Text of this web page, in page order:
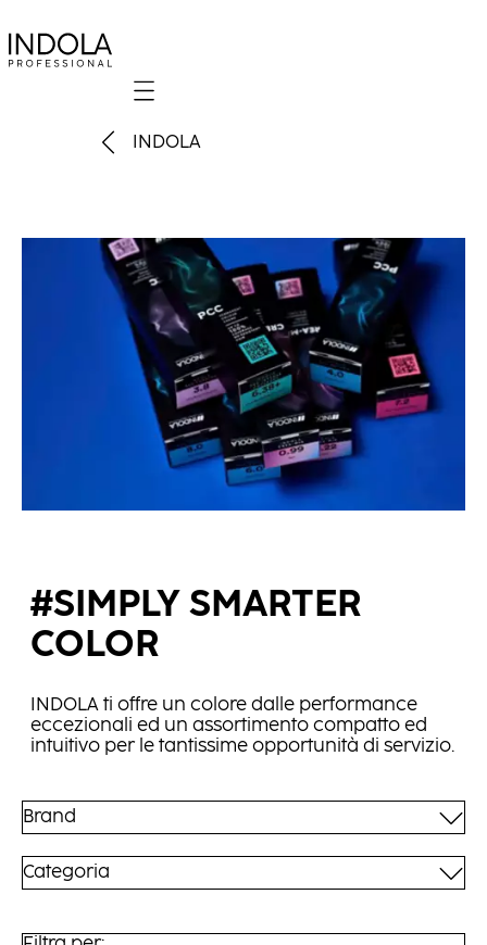
Mobile navigation
INDOLA
#SIMPLY SMARTER
COLOR
INDOLA ti offre un colore dalle performance
eccezionali ed un assortimento compatto ed
intuitivo per le tantissime opportunità di servizio.
Brand
Categoria